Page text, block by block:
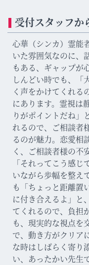
受付スタッフか
心華（シンカ）霊能
いた雰囲気なのに、
もある、ギャップが
しんどい時でも、「
く声をかけてくれる
にあります。霊視は
りがポイントだね」
れるので、ご相談者
るのが魅力。恋愛相
く、ご相談者様の不
「それってこう感
いながら歩幅を整え
も「ちょっと距離置
に付き合えるよ」と
てくれるので、負担
も、現実的な視点を
で、動き方がクリア
な時はしばらく寄り
い、あったかい先生で